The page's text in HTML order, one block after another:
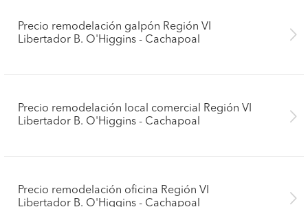
Precio remodelación galpón Región VI
Libertador B. O'Higgins - Cachapoal
Precio remodelación local comercial Región VI
Libertador B. O'Higgins - Cachapoal
Precio remodelación oficina Región VI
Libertador B. O'Higgins - Cachapoal
Pide presupuestos